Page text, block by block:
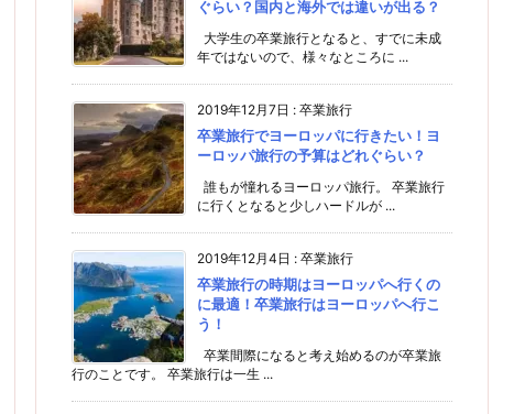
ぐらい？国内と海外では違いが出る？
大学生の卒業旅行となると、すでに未成
年ではないので、様々なところに ...
2019年12月7日 : 卒業旅行
卒業旅行でヨーロッパに行きたい！ヨ
ーロッパ旅行の予算はどれぐらい？
誰もが憧れるヨーロッパ旅行。 卒業旅行
に行くとなると少しハードルが ...
2019年12月4日 : 卒業旅行
卒業旅行の時期はヨーロッパへ行くの
に最適！卒業旅行はヨーロッパへ行こ
う！
卒業間際になると考え始めるのが卒業旅
行のことです。 卒業旅行は一生 ...